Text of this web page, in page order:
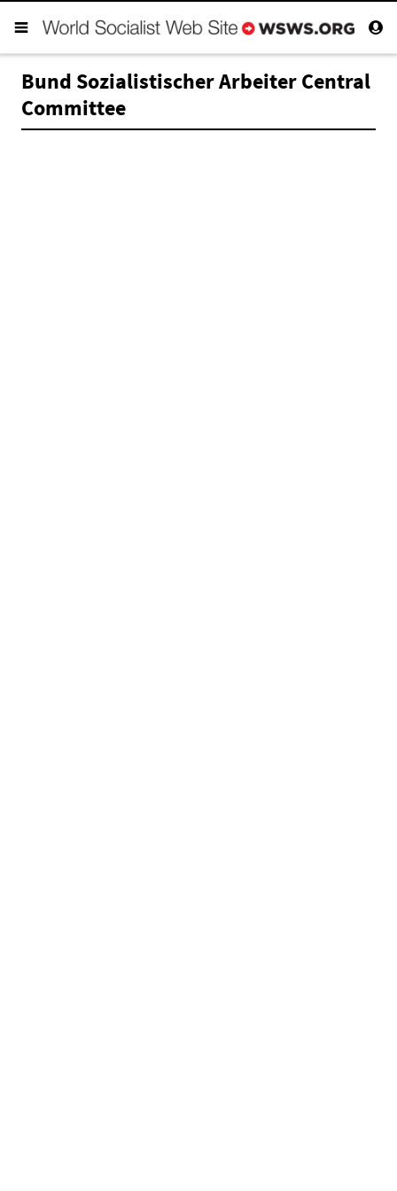
Bund Sozialistischer Arbeiter Central
Committee